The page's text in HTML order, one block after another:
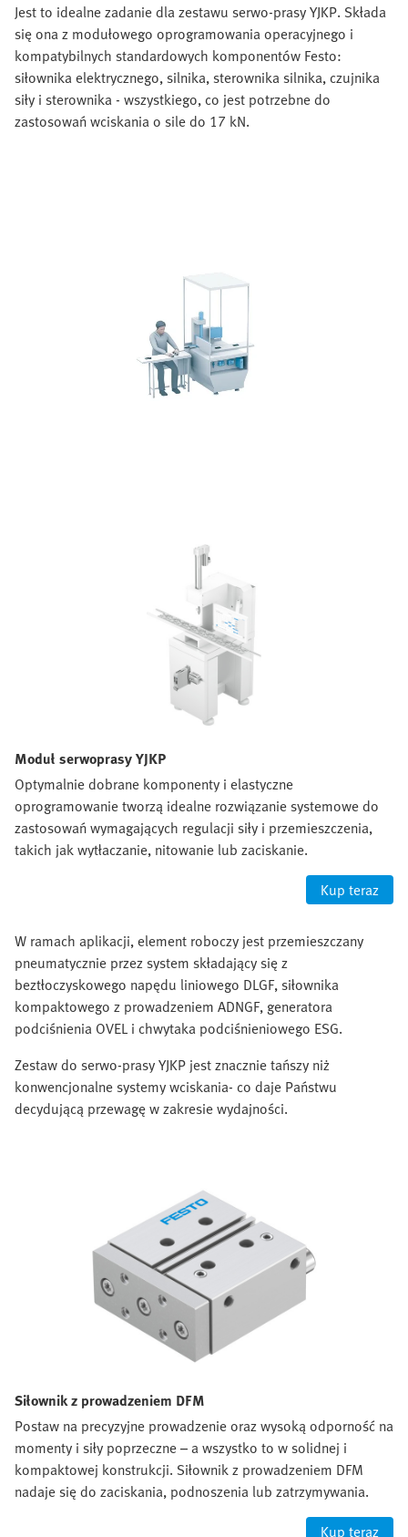
Jest to idealne zadanie dla zestawu serwo-prasy YJKP. Składa
się ona z modułowego oprogramowania operacyjnego i
kompatybilnych standardowych komponentów Festo:
siłownika elektrycznego, silnika, sterownika silnika, czujnika
siły i sterownika - wszystkiego, co jest potrzebne do
zastosowań wciskania o sile do 17 kN.
Moduł serwoprasy YJKP
Optymalnie dobrane komponenty i elastyczne
oprogramowanie tworzą idealne rozwiązanie systemowe do
zastosowań wymagających regulacji siły i przemieszczenia,
takich jak wytłaczanie, nitowanie lub zaciskanie.
Kup teraz
W ramach aplikacji, element roboczy jest przemieszczany
pneumatycznie przez system składający się z
beztłoczyskowego napędu liniowego DLGF, siłownika
kompaktowego z prowadzeniem ADNGF, generatora
podciśnienia OVEL i chwytaka podciśnieniowego ESG.
Zestaw do serwo-prasy YJKP jest znacznie tańszy niż
konwencjonalne systemy wciskania- co daje Państwu
decydującą przewagę w zakresie wydajności.
Siłownik z prowadzeniem DFM
Postaw na precyzyjne prowadzenie oraz wysoką odporność na
momenty i siły poprzeczne – a wszystko to w solidnej i
kompaktowej konstrukcji. Siłownik z prowadzeniem DFM
nadaje się do zaciskania, podnoszenia lub zatrzymywania.
Kup teraz